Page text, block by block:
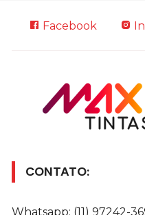
Facebook
CONTATO:
Whatsapp: (11) 97242-